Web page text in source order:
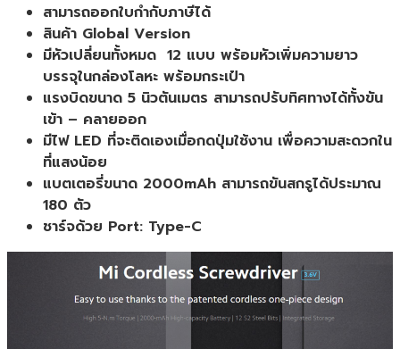
ชาร์จ
แบต
ได้
ของ
แท้
Global
Version
ชิ้น
สามารถออกใบกำกับภาษีได้
สินค้า Global Version
มีหัวเปลี่ยนทั้งหมด 12 แบบ พร้อมหัวเพิ่มความยาว
บรรจุในกล่องโลหะ พร้อมกระเป๋า
แรงบิดขนาด 5 นิวตันเมตร สามารถปรับทิศทางได้ทั้งขัน
เข้า – คลายออก
มีไฟ LED ที่จะติดเองเมื่อกดปุ่มใช้งาน เพื่อความสะดวกใน
ที่แสงน้อย
แบตเตอรี่ขนาด 2000mAh สามารถขันสกรูได้ประมาณ
180 ตัว
ชาร์จด้วย Port: Type-C